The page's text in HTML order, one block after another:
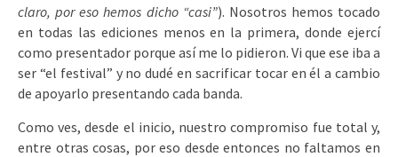
claro, por eso hemos dicho “casi”). Nosotros hemos tocado
en todas las ediciones menos en la primera, donde ejercí
como presentador porque así me lo pidieron. Vi que ese iba a
ser “el festival” y no dudé en sacrificar tocar en él a cambio
de apoyarlo presentando cada banda.
Como ves, desde el inicio, nuestro compromiso fue total y,
entre otras cosas, por eso desde entonces no faltamos en